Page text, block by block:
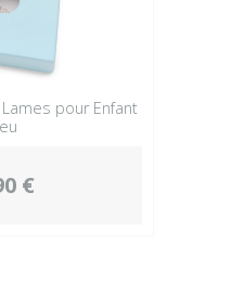
Lames pour Enfant
€